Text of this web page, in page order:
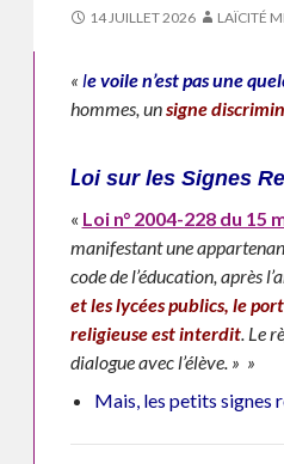
14 JUILLET 2026 LAÏCITÉ
« le voile n’est pas une
hommes, unsigne
Loi sur les Signes
« Loi n° 2004-228 du 15
manifestant une
code de l’éducation, après
et les lycées publics, le
religieuse est interdit. Le
dialogue avec l’élève. » »
Mais, les petits signes